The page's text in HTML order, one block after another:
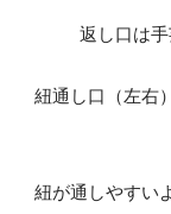
返し口は
紐通し口（左右
紐が通しやすい